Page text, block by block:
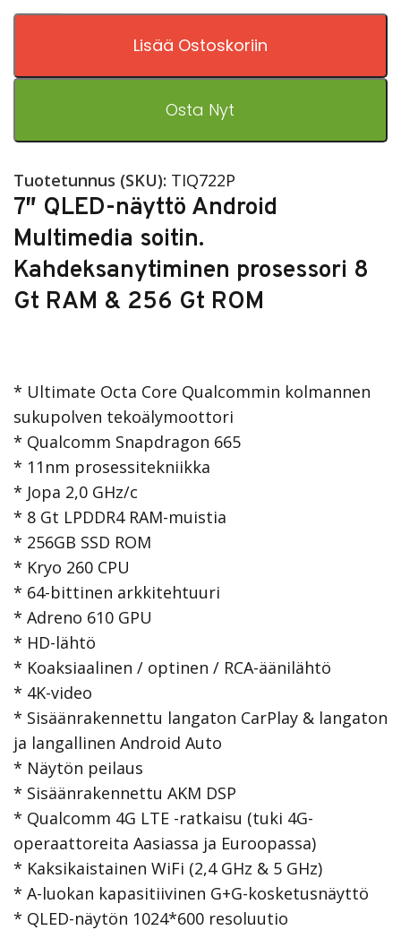
Lisää Ostoskoriin
Osta Nyt
Tuotetunnus (SKU): TIQ722P
7″ QLED-näyttö Android
Multimedia soitin.
Kahdeksanytiminen prosessori 8
Gt RAM & 256 Gt ROM
* Ultimate Octa Core Qualcommin kolmannen
sukupolven tekoälymoottori
* Qualcomm Snapdragon 665
* 11nm prosessitekniikka
* Jopa 2,0 GHz/c
* 8 Gt LPDDR4 RAM-muistia
* 256GB SSD ROM
* Kryo 260 CPU
* 64-bittinen arkkitehtuuri
* Adreno 610 GPU
* HD-lähtö
* Koaksiaalinen / optinen / RCA-äänilähtö
* 4K-video
* Sisäänrakennettu langaton CarPlay & langaton
ja langallinen Android Auto
* Näytön peilaus
* Sisäänrakennettu AKM DSP
* Qualcomm 4G LTE -ratkaisu (tuki 4G-
operaattoreita Aasiassa ja Euroopassa)
* Kaksikaistainen WiFi (2,4 GHz & 5 GHz)
* A-luokan kapasitiivinen G+G-kosketusnäyttö
* QLED-näytön 1024*600 resoluutio